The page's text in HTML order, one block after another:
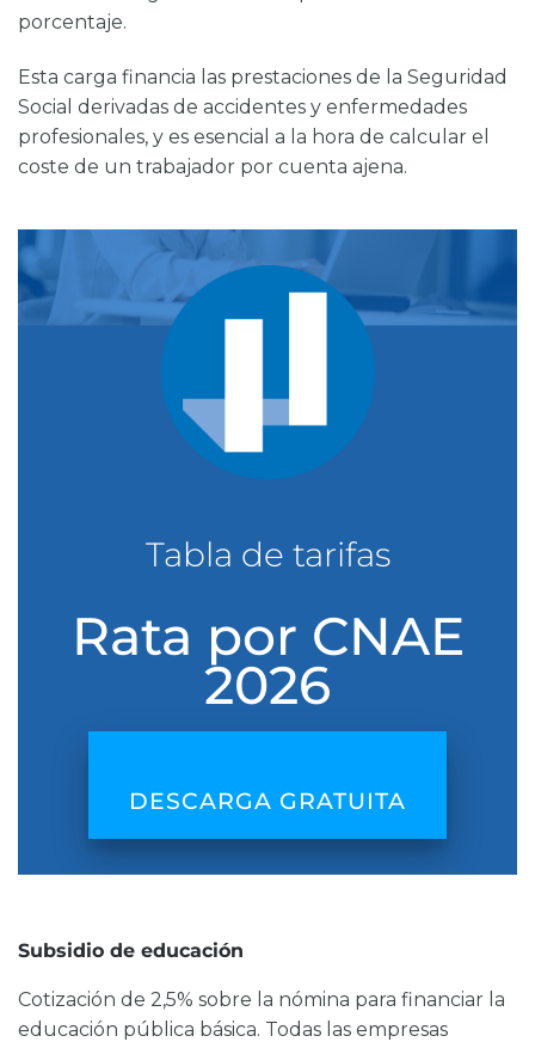
porcentaje.
Esta carga financia las prestaciones de la Seguridad
Social derivadas de accidentes y enfermedades
profesionales, y es esencial a la hora de calcular el
coste de un trabajador por cuenta ajena.
Tabla de tarifas
Rata por CNAE
2026
DESCARGA GRATUITA
Subsidio de educación
Cotización de 2,5% sobre la nómina para financiar la
educación pública básica. Todas las empresas